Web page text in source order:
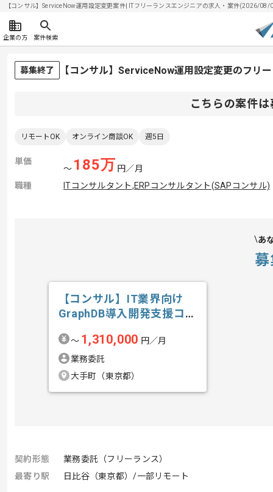
【コンサル】ServiceNow運用設定変更案件| ITフリーランスエンジニアの求人・案件(2026/08/
企業の方 案件検索
募集終了 【コンサル】ServiceNow運用設定変更のフリ
こちらの案件
リモートOK オンライン商談OK 週5日
単価
〜 185万 円／月
職種
ITコンサルタント,ERPコンサルタント(SAPコンサル)
あ
【コンサル】IT業界向け
GraphDB導入開発支援コン
〜 1,310,000 円／月
業務委託
大手町（東京都）
契約形態
業務委託（フリーランス）
最寄り駅
日比谷（東京都）/一部リモート